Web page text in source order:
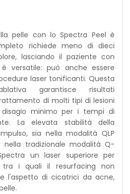
pelle con lo Spectra Peel è
richiede meno di dieci
lasciando il paziente con
versatile: può anche essere
laser tonificanti. Questa
garantisce risultati
di molti tipi di lesioni
minimo per i tempi di
La elevata stabilità della
sia nella modalità QLP
nella tradizionale modalità Q-
un laser superiore per
tra i quali il resurfacing non
l'aspetto di cicatrici da acne,